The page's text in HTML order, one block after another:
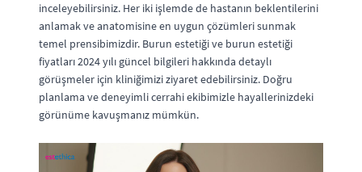
inceleyebilirsiniz. Her iki işlemde de hastanın beklentilerini
anlamak ve anatomisine en uygun çözümleri sunmak
temel prensibimizdir. Burun estetiği ve burun estetiği
fiyatları 2024 yılı güncel bilgileri hakkında detaylı
görüşmeler için kliniğimizi ziyaret edebilirsiniz. Doğru
planlama ve deneyimli cerrahi ekibimizle hayallerinizdeki
görünüme kavuşmanız mümkün.